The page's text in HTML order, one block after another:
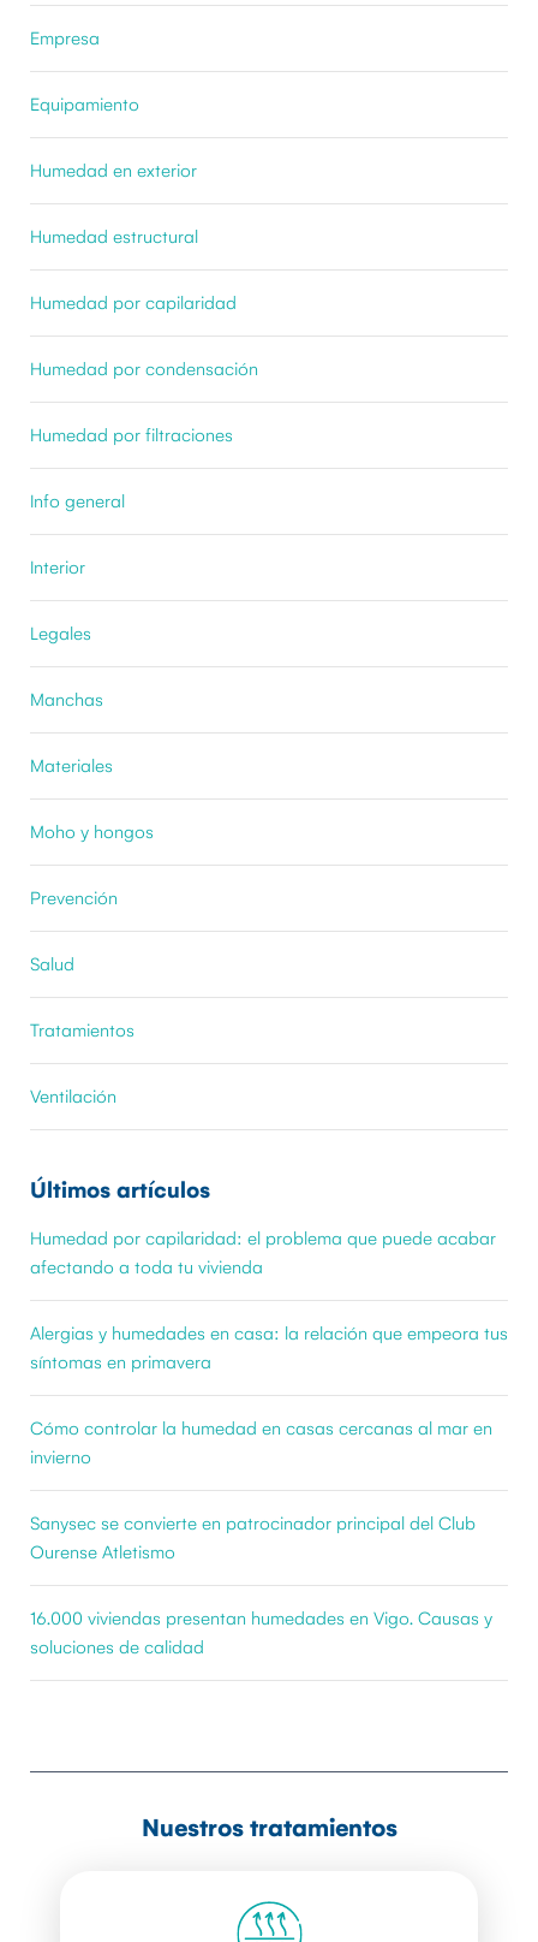
Empresa
Equipamiento
Humedad en exterior
Humedad estructural
Humedad por capilaridad
Humedad por condensación
Humedad por filtraciones
Info general
Interior
Legales
Manchas
Materiales
Moho y hongos
Prevención
Salud
Tratamientos
Ventilación
Últimos artículos
Humedad por capilaridad: el problema que puede acabar
afectando a toda tu vivienda
Alergias y humedades en casa: la relación que empeora tus
síntomas en primavera
Cómo controlar la humedad en casas cercanas al mar en
invierno
Sanysec se convierte en patrocinador principal del Club
Ourense Atletismo
16.000 viviendas presentan humedades en Vigo. Causas y
soluciones de calidad
Nuestros tratamientos